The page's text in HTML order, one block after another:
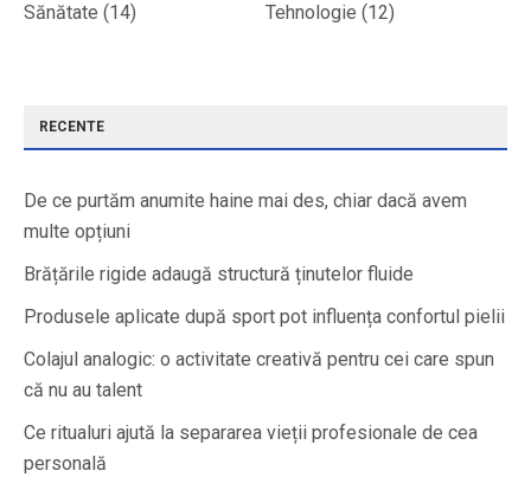
Sănătate (14) Tehnologie (12)
RECENTE
De ce purtăm anumite haine mai des, chiar dacă avem
multe opțiuni
Brățările rigide adaugă structură ținutelor fluide
Produsele aplicate după sport pot influența confortul pielii
Colajul analogic: o activitate creativă pentru cei care spun
că nu au talent
Ce ritualuri ajută la separarea vieții profesionale de cea
personală